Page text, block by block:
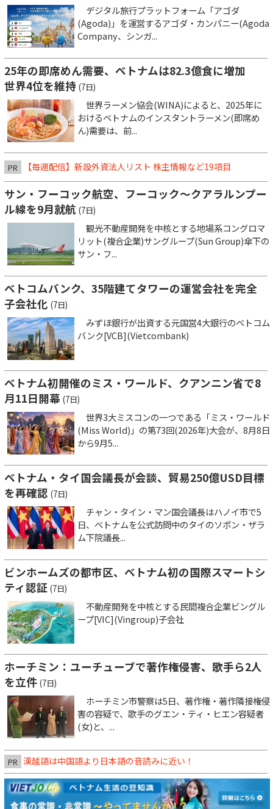
デジタル旅行プラットフォーム「アゴダ
(Agoda)」を運営するアゴダ・カンパニー(Agoda
Company、シンガ...
25年の即席めん需要、ベトナムは82.3億食に増加
世界4位を維持 (7日)
世界ラーメン協会(WINA)によると、2025年に
おけるベトナムのインスタントラーメン(即席め
ん)需要は、前...
PR 【毎週配信】新設外資法人リスト 株主情報など19項目
サン・フーコック航空、フーコック～クアラルンプー
ル線を9月就航 (7日)
観光不動産開発を中核とする地場系コングロマ
リット(複合企業)サングループ(Sun Group)傘下の
サン・フ...
ベトコムバンク、35階建てタワーの運営会社を完全
子会社化 (7日)
みずほ銀行が出資する元国営4大銀行のベトコム
バンク[VCB](Vietcombank)
ベトナム初開催のミス・ワールド、クアンニン省で8
月11日開幕 (7日)
世界3大ミスコンの一つである「ミス・ワールド
(Miss World)」の第73回(2026年)大会が、8月8日
から9月5...
ベトナム・タイ国会議長が会談、貿易250億USD目標
を再確認 (7日)
チャン・タイン・マン国会議長はハノイ市で5
日、ベトナムを公式訪問中のタイのソポン・ザラ
ム下院議長...
ビンホームズの都市区、ベトナム初の国際スマートシ
ティ認証 (7日)
不動産開発を中核とする民間複合企業ビングル
ープ[VIC](Vingroup)子会社
ホーチミン：ユーチューブで著作権侵害、歌手ら2人
を立件 (7日)
ホーチミン市警察は5日、著作権・著作隣接権侵
害の容疑で、歌手のグエン・ティ・ヒエン容疑者
(女)と、...
PR 漢越語は中国語より日本語の音読みに近い！